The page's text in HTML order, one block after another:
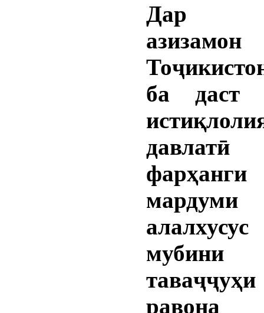
Дар
азизамон
ба даст
мардуми
равона